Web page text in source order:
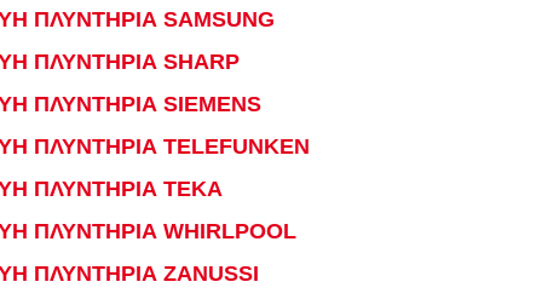
ΠΛΥΝΤΗΡΙΑ SAMSUNG
ΠΛΥΝΤΗΡΙΑ SHARP
ΠΛΥΝΤΗΡΙΑ SIEMENS
ΠΛΥΝΤΗΡΙΑ TELEFUNKEN
ΠΛΥΝΤΗΡΙΑ TEKA
ΠΛΥΝΤΗΡΙΑ WHIRLPOOL
ΠΛΥΝΤΗΡΙΑ ZANUSSI